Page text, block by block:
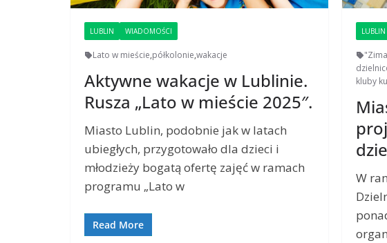
LUBLIN WIADOMOŚCI
Lato w mieście,półkolonie,wakacje
Aktywne wakacje w Lublinie.
Rusza „Lato w mieście 2025″.
Miasto Lublin, podobnie jak w latach
ubiegłych, przygotowało dla dzieci i
młodzieży bogatą ofertę zajęć w ramach
programu „Lato w
Read More
LUBLIN
kluby
W